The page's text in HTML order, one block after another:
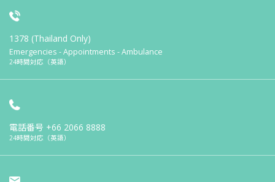
1378 (Thailand Only)
Emergencies - Appointments - Ambulance
24時間対応（英語）
電話番号 +66 2066 8888
24時間対応（英語）